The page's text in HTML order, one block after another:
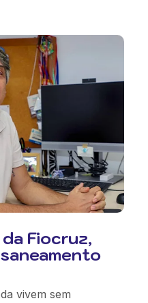
Fiocruz,
vivem sem